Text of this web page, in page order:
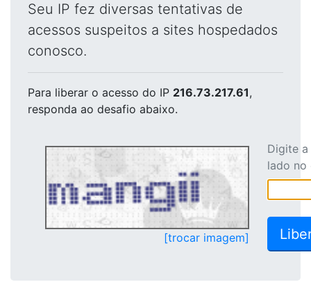
Seu IP fez diversas tentativas de
acessos suspeitos a sites hospedados
conosco.
Para liberar o acesso do IP 216.73.217.61,
responda ao desafio abaixo.
[trocar imagem]
Digite
lado no